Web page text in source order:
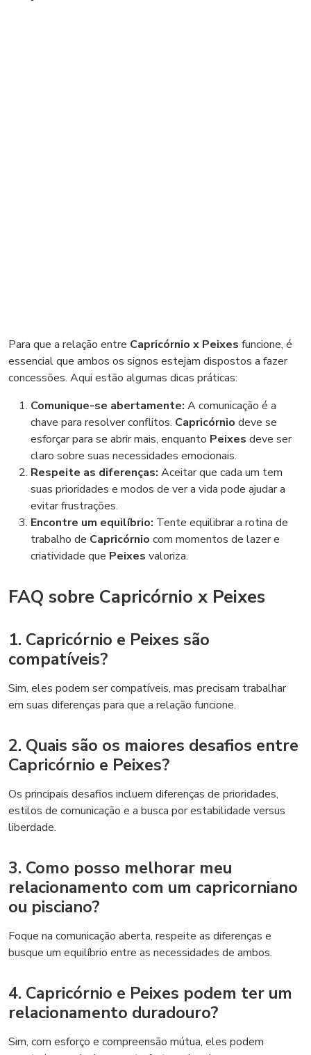
Para que a relação entre Capricórnio x Peixes funcione, é
essencial que ambos os signos estejam dispostos a fazer
concessões. Aqui estão algumas dicas práticas:
Comunique-se abertamente: A comunicação é a
chave para resolver conflitos. Capricórnio deve se
esforçar para se abrir mais, enquanto Peixes deve ser
claro sobre suas necessidades emocionais.
Respeite as diferenças: Aceitar que cada um tem
suas prioridades e modos de ver a vida pode ajudar a
evitar frustrações.
Encontre um equilíbrio: Tente equilibrar a rotina de
trabalho de Capricórnio com momentos de lazer e
criatividade que Peixes valoriza.
FAQ sobre Capricórnio x Peixes
1. Capricórnio e Peixes são
compatíveis?
Sim, eles podem ser compatíveis, mas precisam trabalhar
em suas diferenças para que a relação funcione.
2. Quais são os maiores desafios entre
Capricórnio e Peixes?
Os principais desafios incluem diferenças de prioridades,
estilos de comunicação e a busca por estabilidade versus
liberdade.
3. Como posso melhorar meu
relacionamento com um capricorniano
ou pisciano?
Foque na comunicação aberta, respeite as diferenças e
busque um equilíbrio entre as necessidades de ambos.
4. Capricórnio e Peixes podem ter um
relacionamento duradouro?
Sim, com esforço e compreensão mútua, eles podem